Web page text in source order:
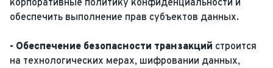
корпоративные политику конфиденциальности и
обеспечить выполнение прав субъектов данных.
- Обеспечение безопасности транзакций строится
на технологических мерах, шифровании данных,